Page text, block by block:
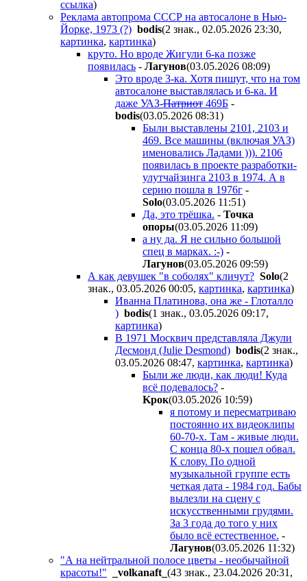
ссылка)
Реклама автопрома СССР на автосалоне в Нью-
Йорке, 1973 (?) bodis(2 знак., 02.05.2026 23:30,
картинка, картинка)
круто. Но вроде Жигули 6-ка позже
появилась - Лaгyнoв(03.05.2026 08:09)
Это вроде 3-ка. Хотя пишут, что на том
автосалоне выставлялась и 6-ка. И
даже УАЗ-Патриот 469Б -
bodis(03.05.2026 08:31)
Были выставлены 2101, 2103 и
469. Все машины (включая УАЗ)
именовались Ладами ))). 2106
появилась в проекте разработки-
улутчайзинга 2103 в 1974. А в
серию пошла в 1976г -
Solo(03.05.2026 11:51)
Да, это трёшка. - Toчкa
oпopы(03.05.2026 11:09)
а ну да. Я не сильно большой
спец в марках. :-) -
Лaгyнoв(03.05.2026 09:59)
А как девушек "в соболях" кличут? Solo(2
знак., 03.05.2026 00:05, картинка, картинка)
Иванна Платинова, она же - Глоталло
) bodis(1 знак., 03.05.2026 09:17,
картинка)
В 1971 Москвич представляла Джули
Десмонд (Julie Desmond) bodis(2 знак.,
03.05.2026 08:47, картинка, картинка)
Были же люди, как люди! Куда
всё подевалось? -
Kpoк(03.05.2026 10:59)
я потому и пересматриваю
постоянно их видеоклипы
60-70-х. Там - живые люди.
С конца 80-х пошел обвал.
К слову. По одной
музыкальной группе есть
четкая дата - 1984 год. Бабы
вылезли на сцену с
искусственными грудями.
За 3 года до того у них
было всё естественное. -
Лaгyнoв(03.05.2026 11:32)
"А на нейтральной полосе цветы - необычайной
красоты!"
_volkanaft_ (43 знак., 23.04.2026 20:31 ,